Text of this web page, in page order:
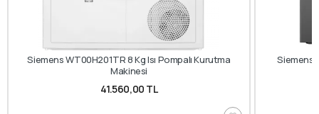
Siemens WT00H201TR 8 Kg Isı Pompalı Kurutma
Makinesi
41.560,00 TL
Siemens